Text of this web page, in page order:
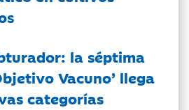
la séptima
Vacuno’ llega
categorías